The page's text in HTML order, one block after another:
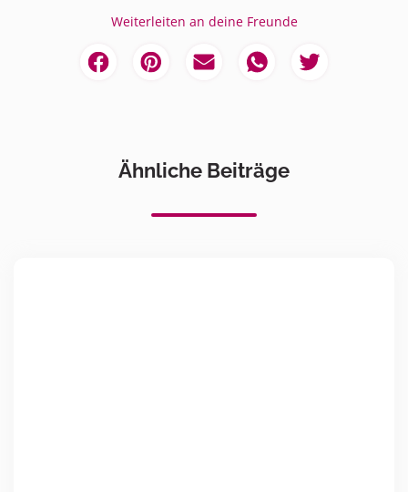
Weiterleiten an deine Freunde
Ähnliche Beiträge